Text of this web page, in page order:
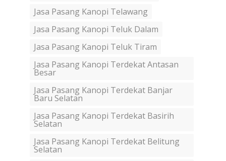
Jasa Pasang Kanopi Telawang
Jasa Pasang Kanopi Teluk Dalam
Jasa Pasang Kanopi Teluk Tiram
Jasa Pasang Kanopi Terdekat Antasan
Besar
Jasa Pasang Kanopi Terdekat Banjar
Baru Selatan
Jasa Pasang Kanopi Terdekat Basirih
Selatan
Jasa Pasang Kanopi Terdekat Belitung
Selatan